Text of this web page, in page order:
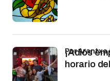
¡Adiós
horario
por